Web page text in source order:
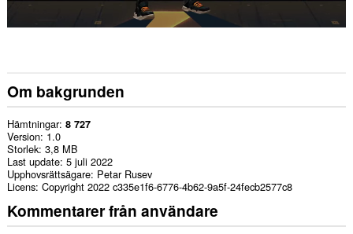
Om bakgrunden
Hämtningar 8 727
Version 1.0
Storlek 3,8 MB
Last update 5 juli 2022
Upphovsrättsägare Petar Rusev
Licens Copyright 2022 c335e1f6-6776-4b62-9a5f-24fecb2577c8
Kommentarer från användare